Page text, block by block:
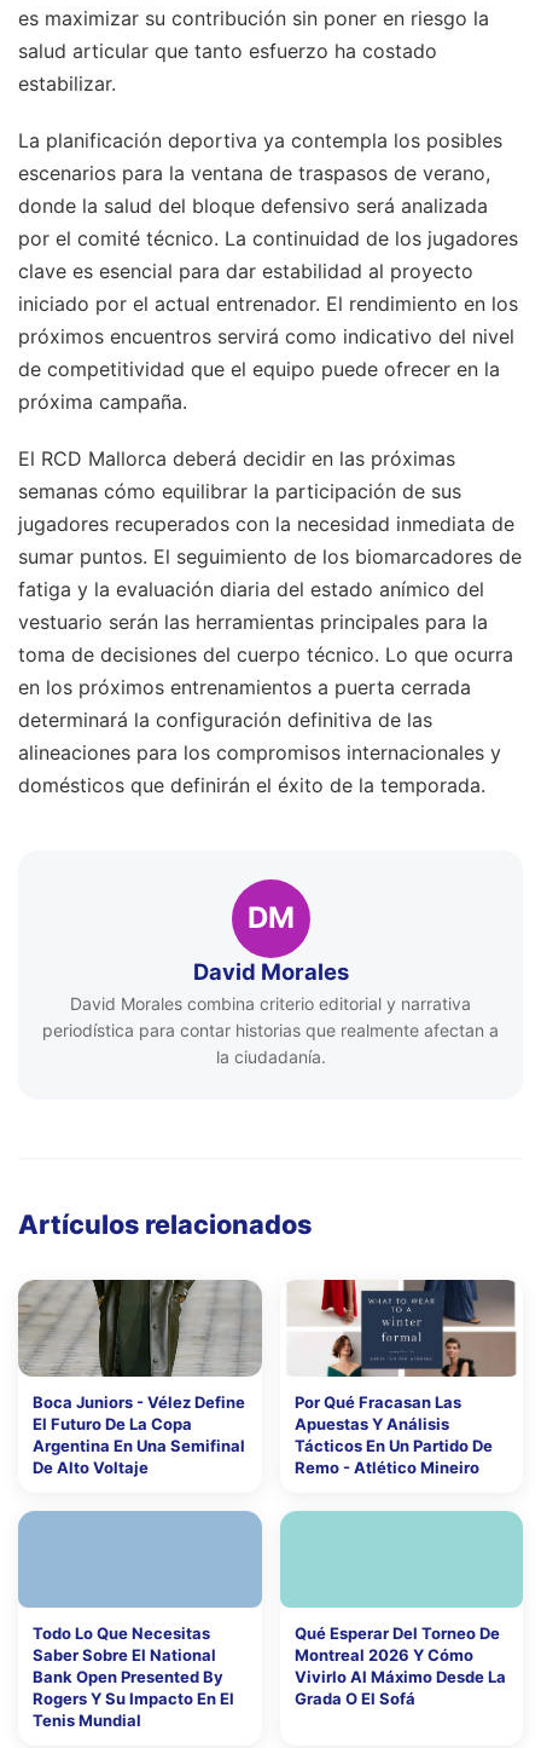
es maximizar su contribución sin poner en riesgo la
salud articular que tanto esfuerzo ha costado
estabilizar.
La planificación deportiva ya contempla los posibles
escenarios para la ventana de traspasos de verano,
donde la salud del bloque defensivo será analizada
por el comité técnico. La continuidad de los jugadores
clave es esencial para dar estabilidad al proyecto
iniciado por el actual entrenador. El rendimiento en los
próximos encuentros servirá como indicativo del nivel
de competitividad que el equipo puede ofrecer en la
próxima campaña.
El RCD Mallorca deberá decidir en las próximas
semanas cómo equilibrar la participación de sus
jugadores recuperados con la necesidad inmediata de
sumar puntos. El seguimiento de los biomarcadores de
fatiga y la evaluación diaria del estado anímico del
vestuario serán las herramientas principales para la
toma de decisiones del cuerpo técnico. Lo que ocurra
en los próximos entrenamientos a puerta cerrada
determinará la configuración definitiva de las
alineaciones para los compromisos internacionales y
domésticos que definirán el éxito de la temporada.
DM
David Morales
David Morales combina criterio editorial y narrativa
periodística para contar historias que realmente afectan a
la ciudadanía.
Artículos relacionados
Boca Juniors - Vélez Define
El Futuro De La Copa
Argentina En Una Semifinal
De Alto Voltaje
Por Qué Fracasan Las
Apuestas Y Análisis
Tácticos En Un Partido De
Remo - Atlético Mineiro
Todo Lo Que Necesitas
Saber Sobre El National
Bank Open Presented By
Rogers Y Su Impacto En El
Tenis Mundial
Qué Esperar Del Torneo De
Montreal 2026 Y Cómo
Vivirlo Al Máximo Desde La
Grada O El Sofá